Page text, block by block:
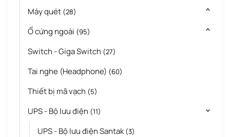
Máy quét (28)
Ổ cứng ngoài (95)
Switch - Giga Switch (27)
Tai nghe (Headphone) (60)
Thiết bị mã vạch (5)
UPS - Bộ lưu điện (11)
UPS - Bộ lưu điện Santak(3)